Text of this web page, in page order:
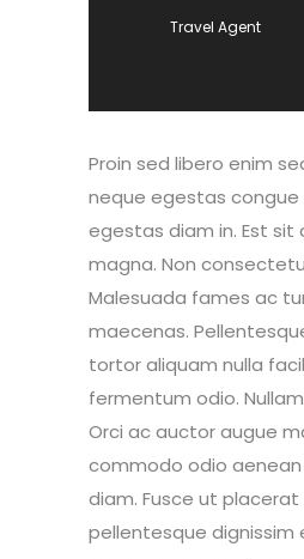
— Travel Agent
Proin sed libero enim
neque egestas congue
egestas diam in. Est sit
magna. Non
Malesuada fames ac
maecenas.
tortor aliquam nulla
fermentum odio.
Orci ac auctor augue
commodo odio
diam. Fusce ut placerat
pellentesque dignissim